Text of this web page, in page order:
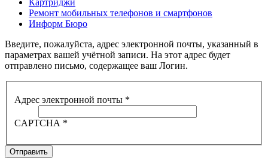
Ремонт мобильных телефонов и смартфонов
Информ Бюро
Введите, пожалуйста, адрес электронной почты, указанный в
параметрах вашей учётной записи. На этот адрес будет
отправлено письмо, содержащее ваш Логин.
Адрес электронной почты *
CAPTCHA *
Отправить